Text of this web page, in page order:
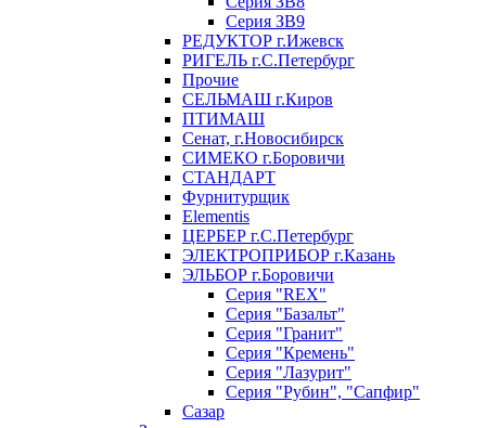
Серия ЗВ9
РЕДУКТОР г.Ижевск
РИГЕЛЬ г.С.Петербург
Прочие
СЕЛЬМАШ г.Киров
ПТИМАШ
Сенат, г.Новосибирск
СИМЕКО г.Боровичи
СТАНДАРТ
Фурнитурщик
Elementis
ЦЕРБЕР г.С.Петербург
ЭЛЕКТРОПРИБОР г.Казань
ЭЛЬБОР г.Боровичи
Серия "REX"
Серия "Базальт"
Серия "Гранит"
Серия "Кремень"
Серия "Лазурит"
Серия "Рубин", "Сапфир"
Сазар